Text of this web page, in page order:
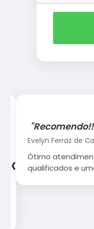
Evelyn Ferraz de
Ótimo
qualificados e
‹